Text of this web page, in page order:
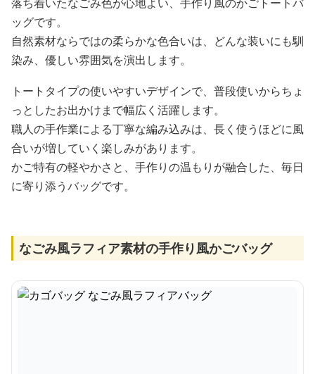
ッグです。
自然素材ならではの柔らかな色合いは、どんな装いにも馴
染み、優しい雰囲気を演出します。
トートタイプの使いやすいデザインで、普段使いからちょ
っとしたお出かけまで幅広く活躍します。
職人の手作業による丁寧な編み込みは、長く使うほどに風
合いが増していく楽しみがあります。
かご特有の軽やかさと、手作りの温もりが融合した、毎日
に寄り添うバッグです。
なごみ風ラフィア素材の手作り風かごバッグ